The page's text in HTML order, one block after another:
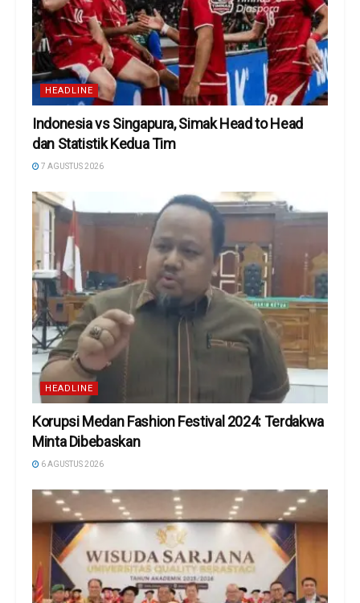
HEADLINE
Indonesia vs Singapura, Simak Head to Head
dan Statistik Kedua Tim
7 AGUSTUS 2026
HEADLINE
Korupsi Medan Fashion Festival 2024: Terdakwa
Minta Dibebaskan
6 AGUSTUS 2026